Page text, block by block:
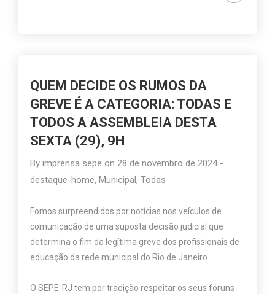
QUEM DECIDE OS RUMOS DA
GREVE É A CATEGORIA: TODAS E
TODOS A ASSEMBLEIA DESTA
SEXTA (29), 9H
Byimprensa sepe on28 de novembro de 2024 -
destaque-home,Municipal,Todas
Fomos surpreendidos por notícias nos veículos de
comunicação de uma suposta decisão judicial que
determina o fim da legítima greve dos profissionais de
educação da rede municipal do Rio de Janeiro.
O SEPE-RJ tem por tradição respeitar os seus fóruns